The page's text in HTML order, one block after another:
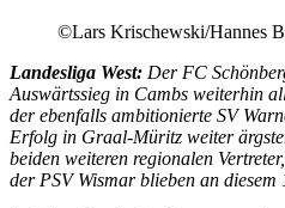
©Lars Krischewski/Hannes
Landesliga West: Der FC
Auswärtssieg in Cambs weiterhin
der ebenfalls ambitionierte SV
Erfolg in Graal-Müritz weiter
beiden weiteren regionalen
der PSV Wismar blieben an diesem